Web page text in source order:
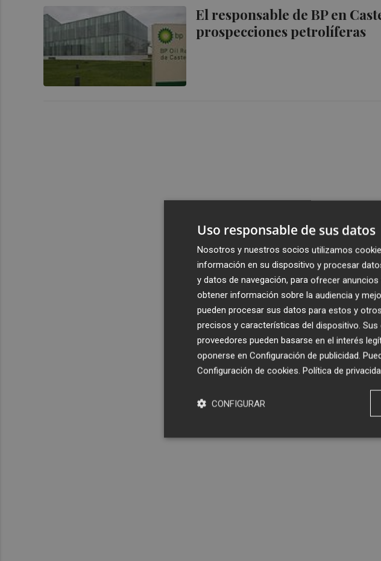
El responsable de BP en
prospecciones petrolíferas
Uso responsable de sus datos
Nosotros y nuestros socios utilizamos
información en su dispositivo y procesar
y datos de navegación, para ofrecer
obtener información sobre la audiencia y
pueden procesar sus datos para estos y
precisos y características del dispositivo.
proveedores pueden basarse en el interés
oponerse en Configuración de publicidad.
Configuración de cookies. Política de
CONFIGURAR